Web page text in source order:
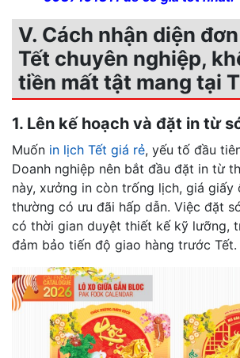
V. Cách nhận diện
Tết chuyên nghiệp,
tiền mất tật mang tại
1. Lên kế hoạch và đặt in từ
Muốn in lịch Tết giá rẻ, yếu tố đầu
Doanh nghiệp nên bắt đầu đặt in từ
này, xưởng in còn trống lịch, giá giấy
thường có ưu đãi hấp dẫn. Việc đặt
có thời gian duyệt thiết kế kỹ lưỡng,
đảm bảo tiến độ giao hàng trước Tết.